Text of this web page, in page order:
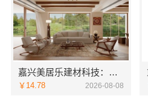
嘉兴美居乐建材科技：嘉兴周边美居乐房屋装修联系电话
￥14.78 2026-08-08